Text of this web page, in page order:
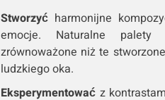
Stworzyćharmonijne
emocje. Naturalne palety
zrównoważone niż te
ludzkiego oka.
Eksperymentowaćz